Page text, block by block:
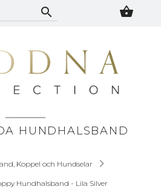
HUNDHALSBAND
Koppel och Hundselar
Hundhalsband - Lila Silver